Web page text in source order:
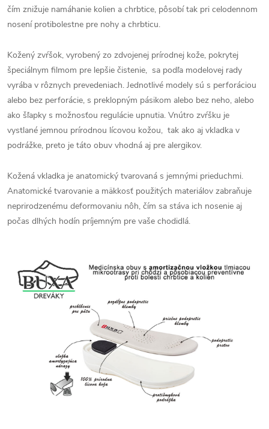
čím znižuje namáhanie kolien a chrbtice, pôsobí tak pri celodennom
nosení protibolestne pre nohy a chrbticu.
Kožený zvŕšok, vyrobený zo zdvojenej prírodnej kože, pokrytej
špeciálnym filmom pre lepšie čistenie, sa podľa modelovej rady
vyrába v rôznych prevedeniach. Jednotlivé modely sú s perforáciou
alebo bez perforácie, s preklopným pásikom alebo bez neho, alebo
ako šľapky s možnosťou regulácie upnutia. Vnútro zvŕšku je
vystlané jemnou prírodnou lícovou kožou, tak ako aj vkladka v
podrážke, preto je táto obuv vhodná aj pre alergikov.
Kožená vkladka je anatomický tvarovaná s jemnými prieduchmi.
Anatomické tvarovanie a mäkkosť použitých materiálov zabraňuje
neprirodzenému deformovaniu nôh, čím sa stáva ich nosenie aj
počas dlhých hodín príjemným pre vaše chodidlá.